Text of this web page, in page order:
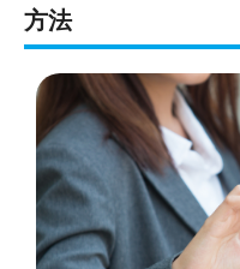
方法